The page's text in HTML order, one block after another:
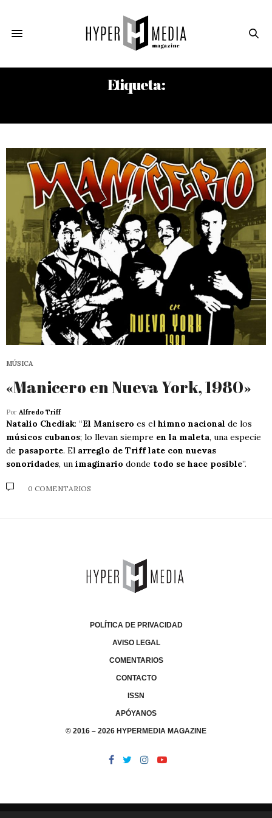
Etiqueta:
MÚSICA
«Manicero en Nueva York, 1980»
Por Alfredo Triff
Natalio Chediak: “El Manisero es el himno nacional de los
músicos cubanos; lo llevan siempre en la maleta, una especie
de pasaporte. El arreglo de Triff late con nuevas
sonoridades, un imaginario donde todo se hace posible”.
0 COMENTARIOS
POLÍTICA DE PRIVACIDAD
AVISO LEGAL
COMENTARIOS
CONTACTO
ISSN
APÓYANOS
© 2016 – 2026 HYPERMEDIA MAGAZINE